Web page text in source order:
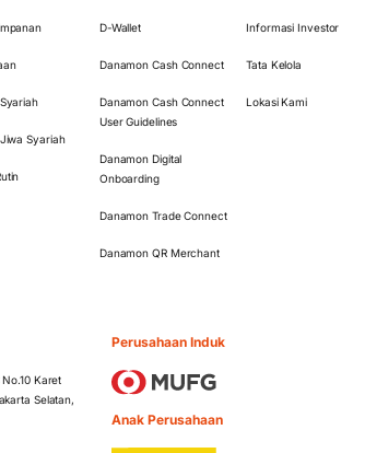
Syariah
D-Wallet
Danamon Cash Connect
Danamon Cash Connect
User Guidelines
Danamon Digital
Onboarding
Danamon Trade Connect
Danamon QR Merchant
Informasi Investor
Tata Kelola
Lokasi Kami
No.10 Karet
Selatan,
Perusahaan Induk
Anak Perusahaan